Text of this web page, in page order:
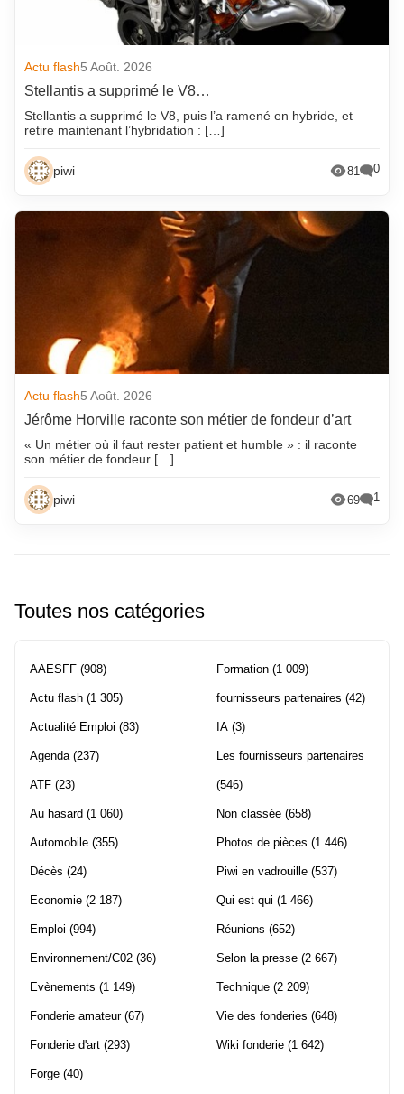
Actu flash5 Août. 2026
Stellantis a supprimé le V8…
Stellantis a supprimé le V8, puis l’a ramené en hybride, et
retire maintenant l’hybridation : […]
piwi 81 0
Actu flash5 Août. 2026
Jérôme Horville raconte son métier de fondeur d’art
« Un métier où il faut rester patient et humble » : il raconte
son métier de fondeur […]
piwi 69 1
Toutes nos catégories
AAESFF (908)
Actu flash (1 305)
Actualité Emploi (83)
Agenda(237)
ATF (23)
Au hasard (1 060)
Automobile (355)
Décès (24)
Economie (2 187)
Emploi (994)
Environnement/C02 (36)
Evènements (1 149)
Fonderie amateur(67)
Fonderie d'art (293)
Forge (40)
Formation (1 009)
fournisseurs partenaires (42)
IA (3)
Les fournisseurs partenaires
(546)
Non classée (658)
Photos de pièces (1 446)
Piwi en vadrouille (537)
Qui est qui (1 466)
Réunions (652)
Selon la presse (2 667)
Technique (2 209)
Vie des fonderies (648)
Wiki fonderie (1 642)